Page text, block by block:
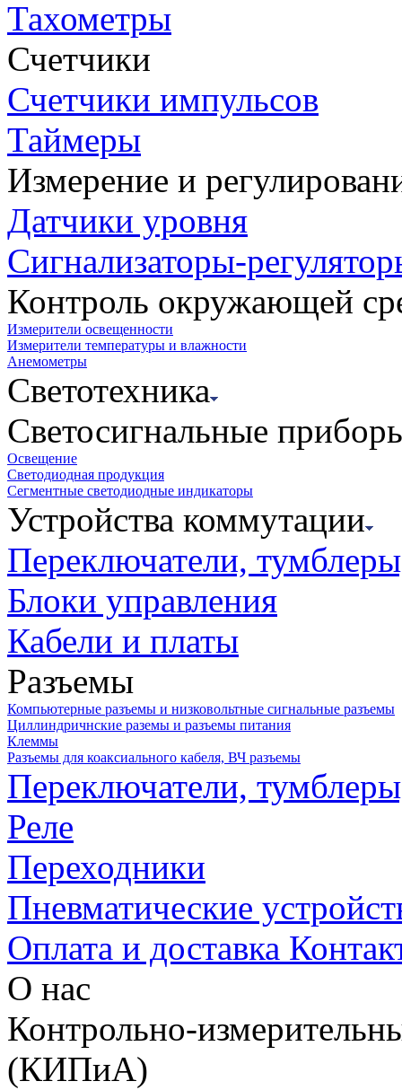
Тахометры
Счетчики
Счетчики импульсов
Таймеры
Измерение и
Датчики уровня
Сигнализаторы-
Контроль окружающей
Измерители освещенности
Измерители температуры и влажности
Анемометры
Светотехника
Светосигнальные
Освещение
Светодиодная продукция
Сегментные светодиодные индикаторы
Устройства коммутации
Переключатели,
Блоки управления
Кабели и платы
Разъемы
Компьютерные разъемы и низковольтные сигнальные разъемы
Циллиндричнские раземы и разъемы питания
Клеммы
Разъемы для коаксиального кабеля, ВЧ разъемы
Переключатели,
Реле
Переходники
Пневматические
Оплата и доставка
О нас
Контрольно-
(КИПиА)